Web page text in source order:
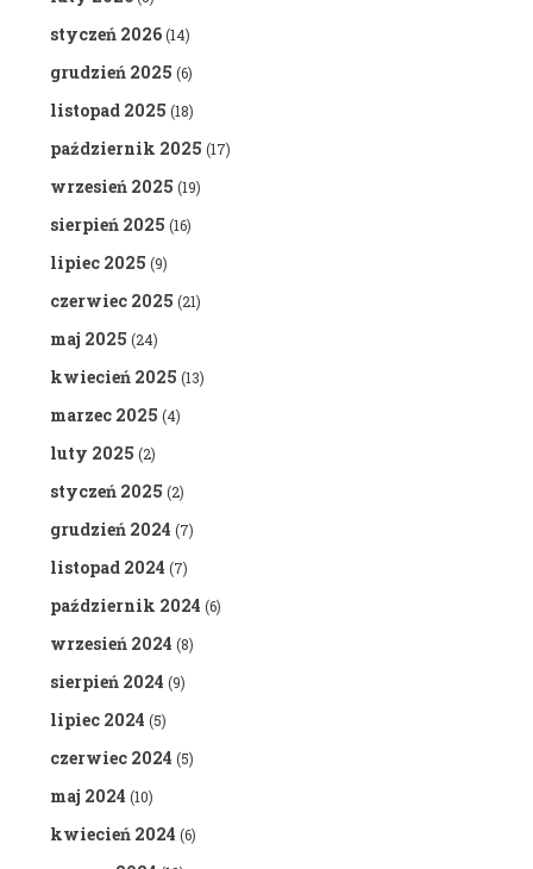
styczeń 2026(14)
grudzień 2025 (6)
listopad 2025 (18)
październik 2025 (17)
wrzesień 2025 (19)
sierpień 2025 (16)
lipiec 2025 (9)
czerwiec 2025 (21)
maj 2025 (24)
kwiecień 2025 (13)
marzec 2025 (4)
luty 2025 (2)
styczeń 2025 (2)
grudzień 2024 (7)
listopad 2024 (7)
październik 2024 (6)
wrzesień 2024 (8)
sierpień 2024 (9)
lipiec 2024 (5)
czerwiec 2024 (5)
maj 2024 (10)
kwiecień 2024 (6)